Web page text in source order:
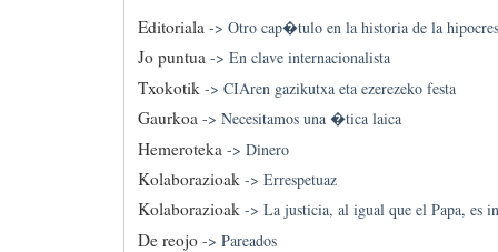
Editoriala-> Otro cap�tulo en la historia de la
Jo puntua-> En clave internacionalista
Txokotik-> CIAren gazikutxa eta ezerezeko festa
Gaurkoa-> Necesitamos una �tica laica
Hemeroteka -> Dinero
Kolaborazioak-> Errespetuaz
Kolaborazioak-> La justicia, al igual que el Papa, es
De reojo-> Pareados